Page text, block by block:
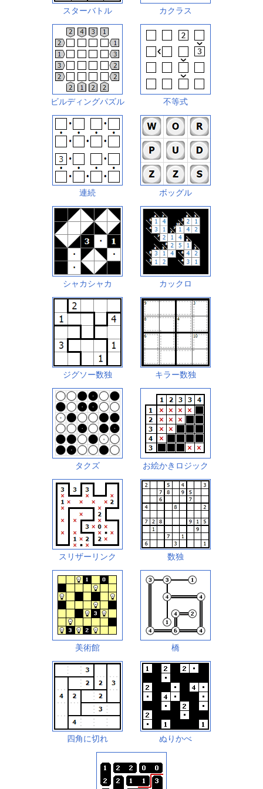
スターバトル カクラス
ビルディングパズル 不等式
連続 ボッグル
シャカシャカ カックロ
ジグソー数独 キラー数独
タクズ お絵かきロジック
スリザーリンク 数独
美術館 橋
四角に切れ ぬりかべ